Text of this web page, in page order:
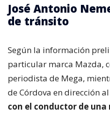
José Antonio
de tránsito
Según la información
particular marca Mazda,
periodista de Mega,
de Córdova en dirección
con el conductor de